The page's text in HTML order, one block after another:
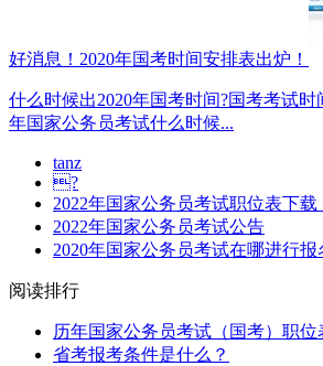
好消息！2020年国考时间安排表出炉！
什么时候出2020年国考时间?国考考试时
年国家公务员考试什么时候...
tanz
?
2022年国家公务员考试职位表下载
2022年国家公务员考试公告
2020年国家公务员考试在哪进行报
阅读排行
历年国家公务员考试（国考）职位
省考报考条件是什么？